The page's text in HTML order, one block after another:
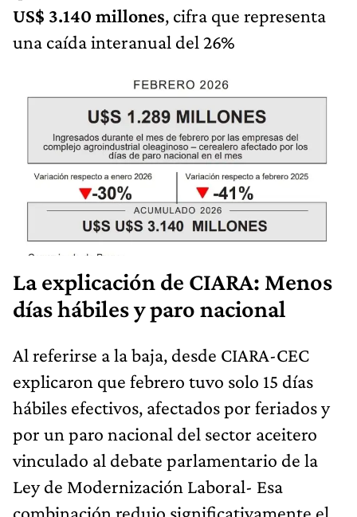
US$ 3.140 millones, cifra que representa
una caída interanual del 26%
La explicación de CIARA: Menos
días hábiles y paro nacional
Al referirse a la baja, desde CIARA-CEC
explicaron que febrero tuvo solo 15 días
hábiles efectivos, afectados por feriados y
por un paro nacional del sector aceitero
vinculado al debate parlamentario de la
Ley de Modernización Laboral- Esa
combinación redujo significativamente el